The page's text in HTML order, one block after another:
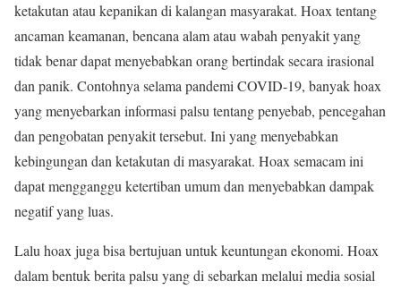
ketakutan atau kepanikan di kalangan masyarakat. Hoax tentang
ancaman keamanan, bencana alam atau wabah penyakit yang
tidak benar dapat menyebabkan orang bertindak secara irasional
dan panik. Contohnya selama pandemi COVID-19, banyak hoax
yang menyebarkan informasi palsu tentang penyebab, pencegahan
dan pengobatan penyakit tersebut. Ini yang menyebabkan
kebingungan dan ketakutan di masyarakat. Hoax semacam ini
dapat mengganggu ketertiban umum dan menyebabkan dampak
negatif yang luas.
Lalu hoax juga bisa bertujuan untuk keuntungan ekonomi. Hoax
dalam bentuk berita palsu yang di sebarkan melalui media sosial